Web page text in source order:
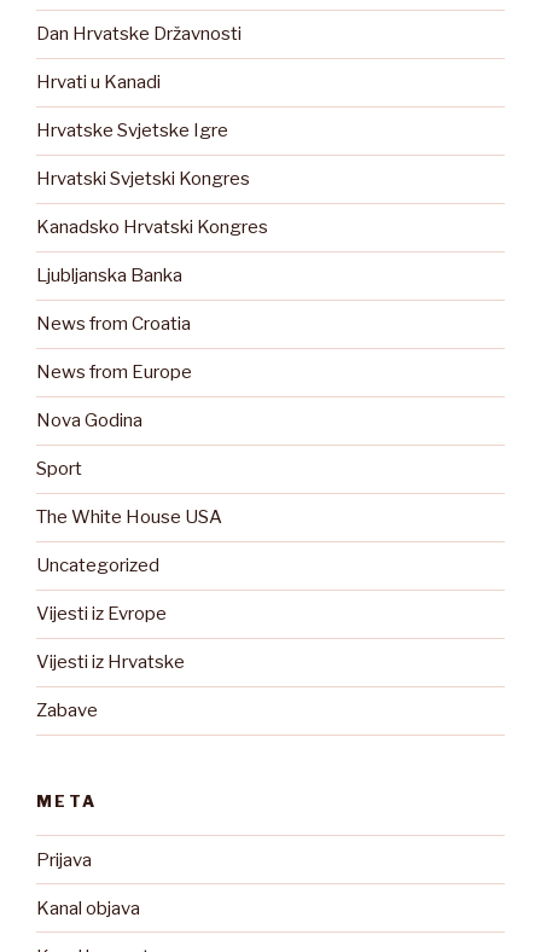
Dan Hrvatske Državnosti
Hrvati u Kanadi
Hrvatske Svjetske Igre
Hrvatski Svjetski Kongres
Kanadsko Hrvatski Kongres
Ljubljanska Banka
News from Croatia
News from Europe
Nova Godina
Sport
The White House USA
Uncategorized
Vijesti iz Evrope
Vijesti iz Hrvatske
Zabave
META
Prijava
Kanal objava